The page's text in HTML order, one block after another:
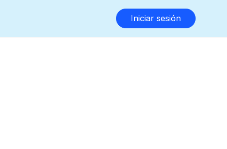
Iniciar sesión